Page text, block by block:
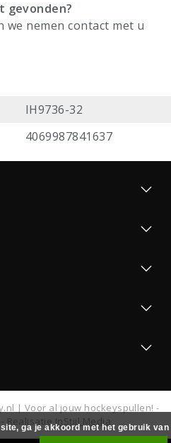
gevonden?
we nemen contact met u
IH9736-32
4069987841637
| Voor al jouw hockeyspullen! -
Realisatie InStijl Media
ga je akkoord met het gebruik van